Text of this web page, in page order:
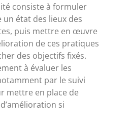
consiste à formuler
un état des lieux des
puis mettre en œuvre
de ces pratiques
des objectifs fixés.
à évaluer les
par le suivi
mettre en place de
si